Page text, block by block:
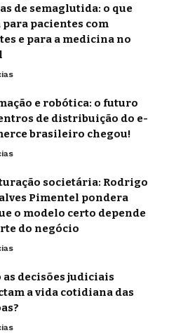
de semaglutida: o que
para pacientes com
e para a medicina no
e robótica: o futuro
de distribuição do e-
brasileiro chegou!
societária: Rodrigo
Pimentel pondera
o modelo certo depende
do negócio
as decisões judiciais
a vida cotidiana das